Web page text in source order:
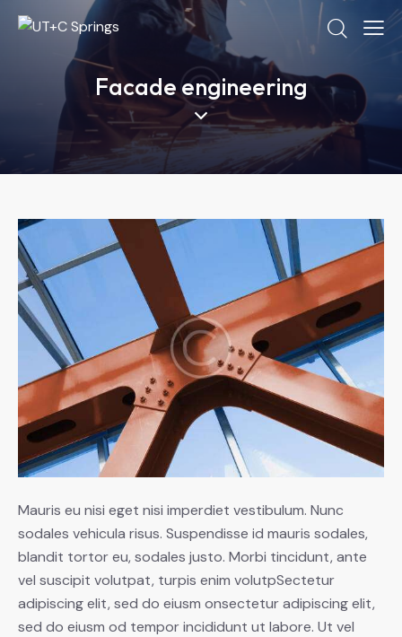
Facade engineering
Mauris eu nisi eget nisi imperdiet vestibulum. Nunc
sodales vehicula risus. Suspendisse id mauris sodales,
blandit tortor eu, sodales justo. Morbi tincidunt, ante
vel suscipit volutpat, turpis enim volutpSectetur
adipiscing elit, sed do eiusm onsectetur adipiscing elit,
sed do eiusm od tempor incididunt ut labore. Ut vel